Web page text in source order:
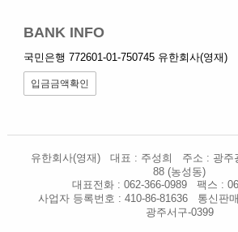
BANK INFO
국민은행 772601-01-750745 유한회사(영재)
입금금액확인
유한회사(영재) 대표 : 주성희
주소 : 광주
88 (농성동)
대표전화 : 062-366-0989
팩스 :
사업자 등록번호 : 410-86-81636
통신판
광주서구-0399